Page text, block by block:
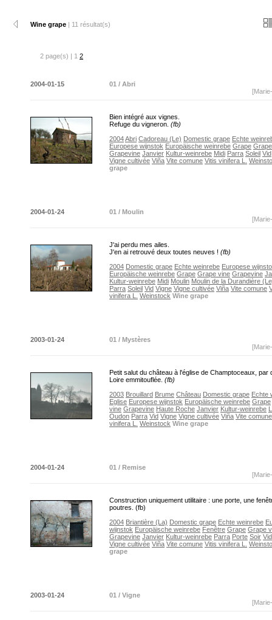
Wine grape | 11 résultat(s)
2 page(s) | 1 2
2004-01-15
01 / Abri
Bien intégré aux vignes.
Refuge du vigneron. (fb)
2004Abri Cadoreau (Le) Domestic grape Echte
Europese wijnstok Europäische weinrebe Grape
Grapevine Janvier Kultur-weinrebe Midi Parra Soleil Vid
Vigne cultivée Viña Vite comune Vitis vinifera L.
grape
2004-01-24
01 / Moulin
J'ai perdu mes ailes.
J'en ai retrouvé deux toutes neuves ! (fb)
2004 Domestic grape Echte weinrebe Europese
Europäische weinrebe Grape Grape vine Grapevine
Kultur-weinrebe Midi Moulin Moulin de la Durandière
Parra Soleil Vid Vigne Vigne cultivée Viña Vite comune
vinifera L.
Weinstock Wine grape
2003-01-24
01 / Mystères
Petit salut du château à l'église de Champtoceaux, par
Loire emmitouflée. (fb)
2003 Brouillard Brume Château Domestic grape Echte
Eglise Europese wijnstok Europäische weinrebe Grape
vine Grapevine Haute Roche Janvier Kultur-weinrebe
Oudon Parra Vid Vigne Vigne cultivée Viña Vite comune
vinifera L.
Weinstock Wine grape
2004-01-24
01 / Remise
Construction uniquement utilitaire : une porte, une
poutres. (fb)
2004 Briantière (La) Domestic grape Echte weinrebe
wijnstok Europäische weinrebe Fenêtre Grape Grape
Grapevine Janvier Kultur-weinrebe Parra Porte Soir Vid
Vigne cultivée Viña Vite comune Vitis vinifera L.
grape
2003-01-24
01 / Vigne